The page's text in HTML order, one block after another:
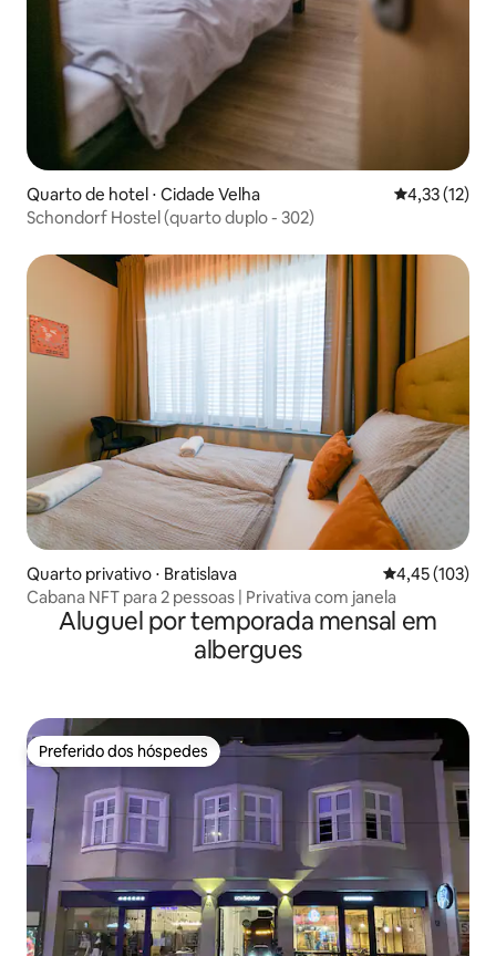
Quarto de hotel ⋅ Cidade Velha 4,33 de uma
4,33 (12)
Schondorf Hostel (quarto duplo - 302)
Quarto privativo ⋅ Bratislava 4,45 de uma
4,45 (103)
Cabana NFT para 2 pessoas | Privativa com janela
Aluguel por temporada mensal em
albergues
Preferido dos hóspedes
Preferido dos hóspedes